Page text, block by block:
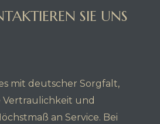
SIE UNS
mit deutscher Sorgfalt,
und
an Service. Bei